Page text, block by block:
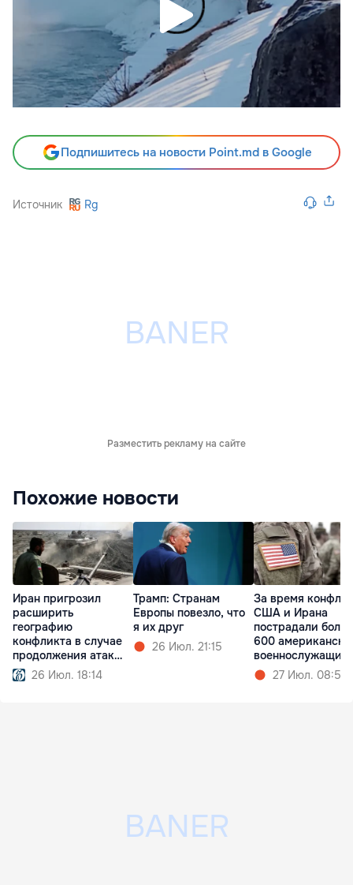
Подпишитесь на новости Point.md в Google
Источник Rg
Разместить рекламу на сайте
Похожие новости
Иран пригрозил
расширить
географию
конфликта в случае
продолжения атак
США26 Июл. 18:14
Трамп: Cтранам
Европы повезло, что
я их друг
26 Июл. 21:15
За время
США и Ирана
пострадали более
600
военнослужащих
27 Июл. 08:57